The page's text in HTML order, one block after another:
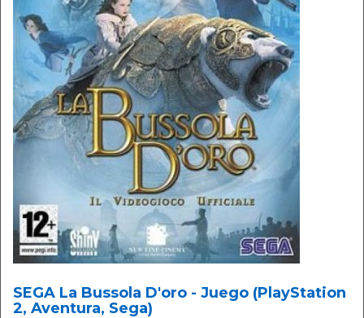
SEGA La Bussola D'oro - Juego (PlayStation
2, Aventura, Sega)